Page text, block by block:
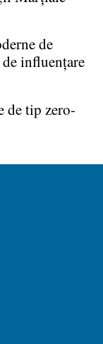
de
influenţare
de tip zero-